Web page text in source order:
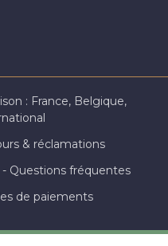
: France, Belgique,
& réclamations
- Questions fréquentes
de paiements